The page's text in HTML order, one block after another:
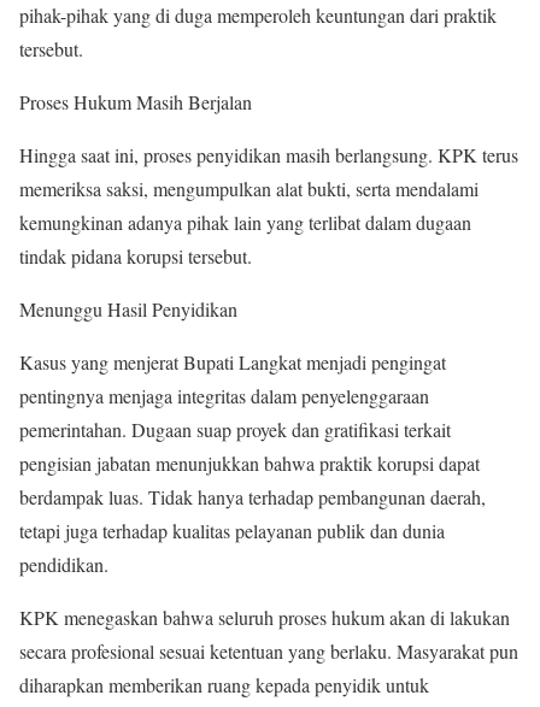
pihak-pihak yang di duga memperoleh keuntungan dari praktik
tersebut.
Proses Hukum Masih Berjalan
Hingga saat ini, proses penyidikan masih berlangsung. KPK terus
memeriksa saksi, mengumpulkan alat bukti, serta mendalami
kemungkinan adanya pihak lain yang terlibat dalam dugaan
tindak pidana korupsi tersebut.
Menunggu Hasil Penyidikan
Kasus yang menjerat Bupati Langkat menjadi pengingat
pentingnya menjaga integritas dalam penyelenggaraan
pemerintahan. Dugaan suap proyek dan gratifikasi terkait
pengisian jabatan menunjukkan bahwa praktik korupsi dapat
berdampak luas. Tidak hanya terhadap pembangunan daerah,
tetapi juga terhadap kualitas pelayanan publik dan dunia
pendidikan.
KPK menegaskan bahwa seluruh proses hukum akan di lakukan
secara profesional sesuai ketentuan yang berlaku. Masyarakat pun
diharapkan memberikan ruang kepada penyidik untuk